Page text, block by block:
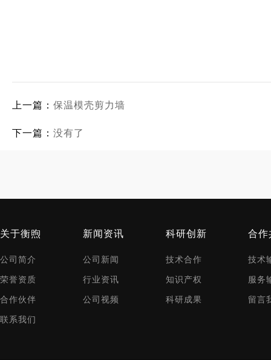
上一篇： 保温模壳剪力墙
下一篇： 没有了
关于衡煦
公司简介
荣誉资质
合作伙伴
联系我们
新闻资讯
公司新闻
行业资讯
公司视频
科研创新
技术合作
知识产权
科研成果
合作
技术
服务
留言